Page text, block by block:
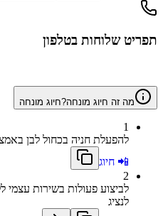
תפריט שלוחות בטלפון
מה זה חיוג מונחה?חיוג מונחה
1
להפעלת חניה בכחול לבן
📲 חיוג
2
לביצוע פעולות בשירות
לנציג